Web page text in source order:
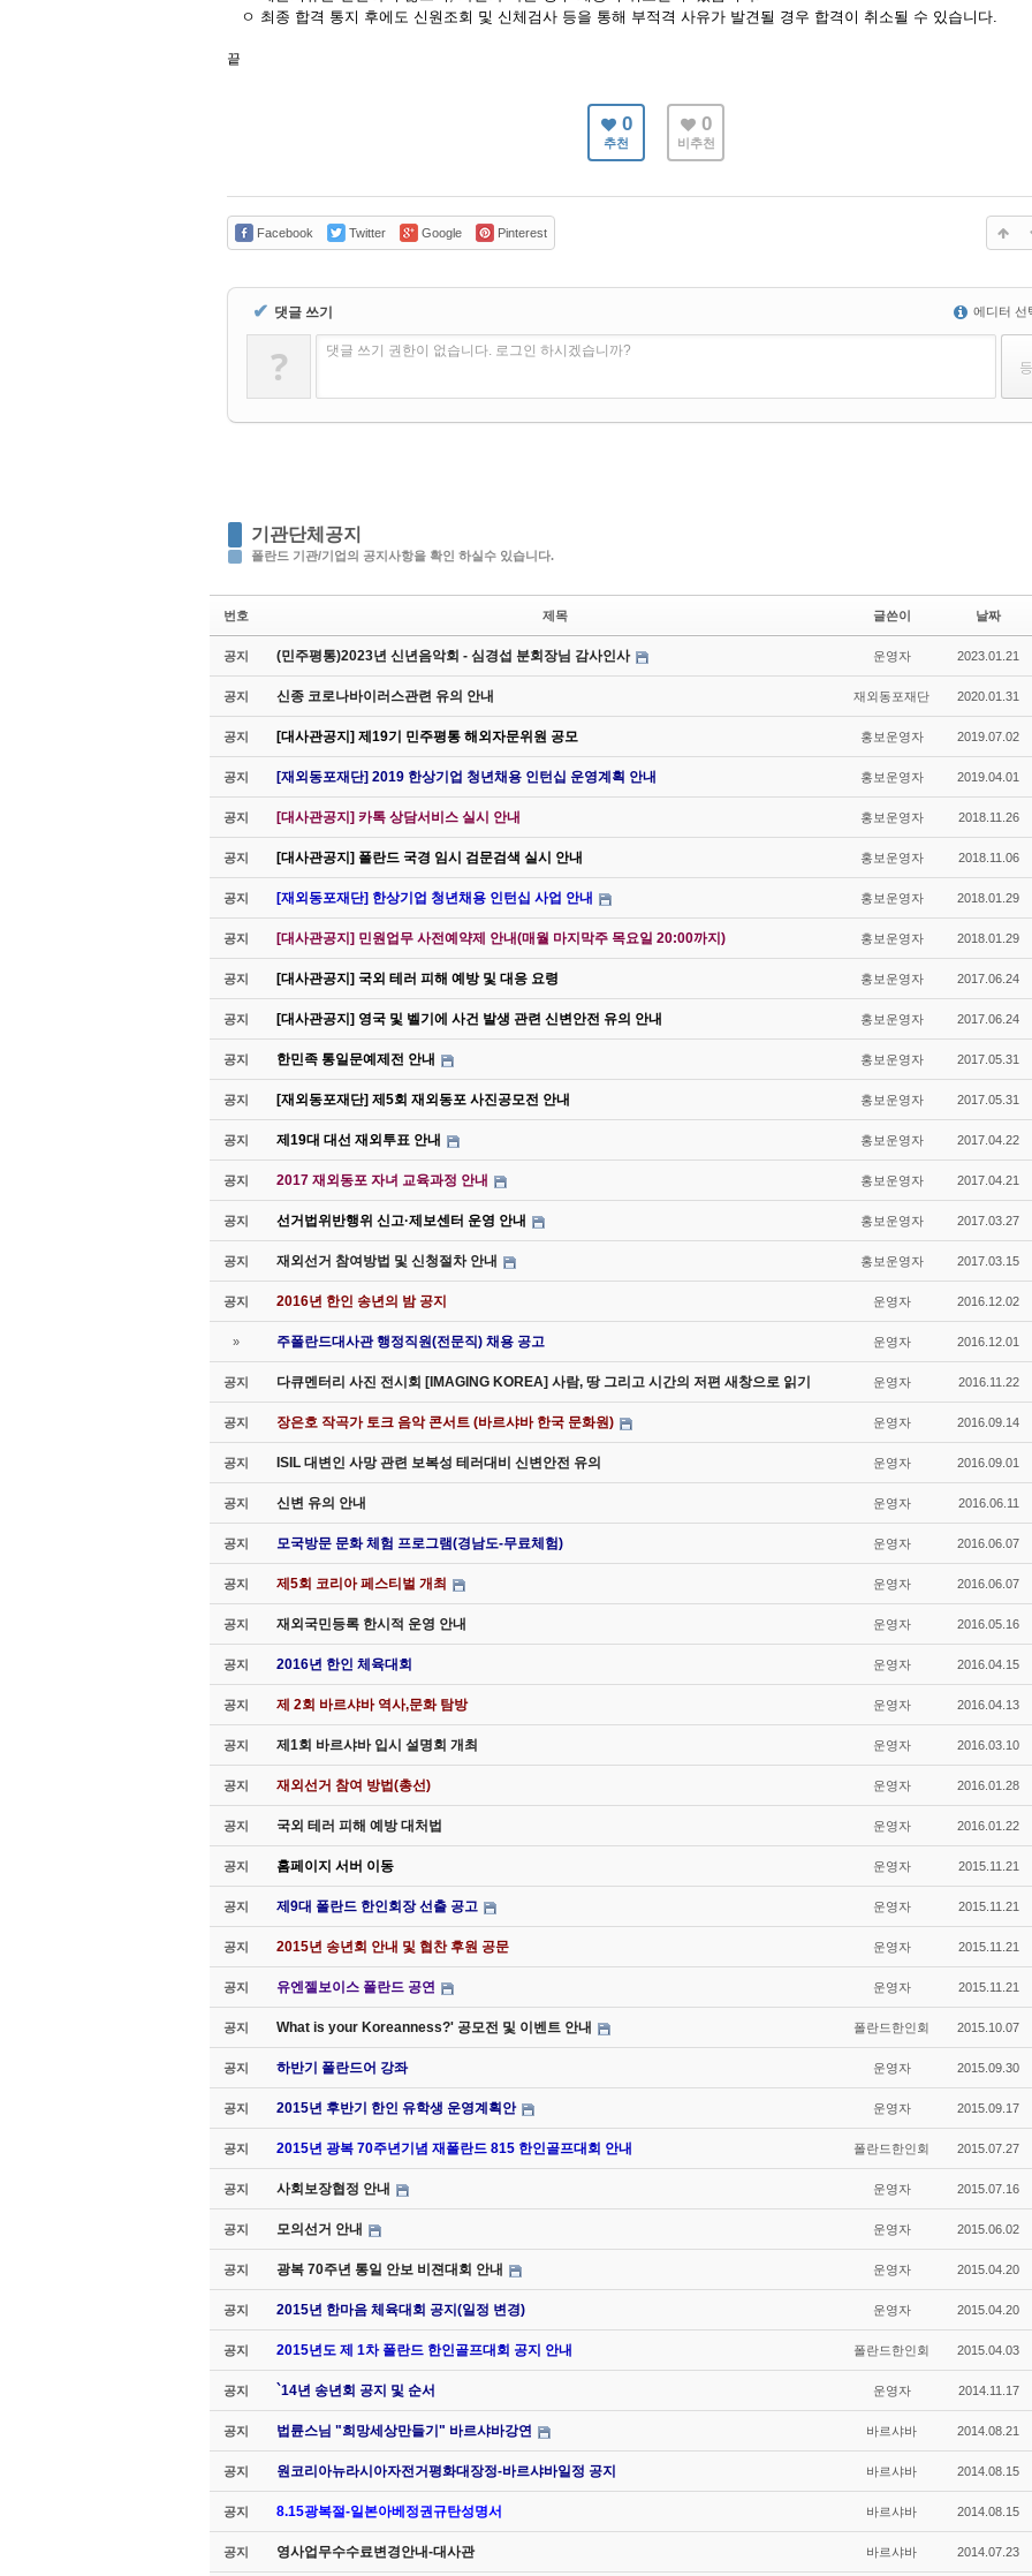
ㅇ 최종 합격 통지 후에도 신원조회 및 신체검사 등을 통해 부적격 사유가 발견될 경우 합격이 취소될 수 있습니다.
끝
0
추천
0
비추천
Facebook Twitter Google Pinterest
✔ 댓글 쓰기 에디터 선
? 댓글 쓰기 권한이 없습니다. 로그인 하시겠습니까?
기관단체공지
폴란드 기관/기업의 공지사항을 확인 하실수 있습니다.
번호 제목 글쓴이 날짜
공지 (민주평통)2023년 신년음악회 - 심경섭 분회장님 감사인사 운영자 2023.01.21
공지 신종 코로나바이러스관련 유의 안내 재외동포재단 2020.01.31
공지 [대사관공지] 제19기 민주평통 해외자문위원 공모 홍보운영자 2019.07.02
공지 [재외동포재단] 2019 한상기업 청년채용 인턴십 운영계획 안내 홍보운영자 2019.04.01
공지 [대사관공지] 카톡 상담서비스 실시 안내 홍보운영자 2018.11.26
공지 [대사관공지] 폴란드 국경 임시 검문검색 실시 안내 홍보운영자 2018.11.06
공지 [재외동포재단] 한상기업 청년채용 인턴십 사업 안내 홍보운영자 2018.01.29
공지 [대사관공지] 민원업무 사전예약제 안내(매월 마지막주 목요일 20:00까지) 홍보운영자 2018.01.29
공지 [대사관공지] 국외 테러 피해 예방 및 대응 요령 홍보운영자 2017.06.24
공지 [대사관공지] 영국 및 벨기에 사건 발생 관련 신변안전 유의 안내 홍보운영자 2017.06.24
공지 한민족 통일문예제전 안내 홍보운영자 2017.05.31
공지 [재외동포재단] 제5회 재외동포 사진공모전 안내 홍보운영자 2017.05.31
공지 제19대 대선 재외투표 안내 홍보운영자 2017.04.22
공지 2017 재외동포 자녀 교육과정 안내 홍보운영자 2017.04.21
공지 선거법위반행위 신고·제보센터 운영 안내 홍보운영자 2017.03.27
공지 재외선거 참여방법 및 신청절차 안내 홍보운영자 2017.03.15
공지 2016년 한인 송년의 밤 공지 운영자 2016.12.02
» 주폴란드대사관 행정직원(전문직) 채용 공고 운영자 2016.12.01
공지 다큐멘터리 사진 전시회 [IMAGING KOREA] 사람, 땅 그리고 시간의 저편 새창으로 읽기 운영자 2016.11.22
공지 장은호 작곡가 토크 음악 콘서트 (바르샤바 한국 문화원) 운영자 2016.09.14
공지 ISIL 대변인 사망 관련 보복성 테러대비 신변안전 유의 운영자 2016.09.01
공지 신변 유의 안내 운영자 2016.06.11
공지 모국방문 문화 체험 프로그램(경남도-무료체험) 운영자 2016.06.07
공지 제5회 코리아 페스티벌 개최 운영자 2016.06.07
공지 재외국민등록 한시적 운영 안내 운영자 2016.05.16
공지 2016년 한인 체육대회 운영자 2016.04.15
공지 제 2회 바르샤바 역사,문화 탐방 운영자 2016.04.13
공지 제1회 바르샤바 입시 설명회 개최 운영자 2016.03.10
공지 재외선거 참여 방법(총선) 운영자 2016.01.28
공지 국외 테러 피해 예방 대처법 운영자 2016.01.22
공지 홈페이지 서버 이동 운영자 2015.11.21
공지 제9대 폴란드 한인회장 선출 공고 운영자 2015.11.21
공지 2015년 송년회 안내 및 협찬 후원 공문 운영자 2015.11.21
공지 유엔젤보이스 폴란드 공연 운영자 2015.11.21
공지 What is your Koreanness?' 공모전 및 이벤트 안내 폴란드한인회 2015.10.07
공지 하반기 폴란드어 강좌 운영자 2015.09.30
공지 2015년 후반기 한인 유학생 운영계획안 운영자 2015.09.17
공지 2015년 광복 70주년기념 재폴란드 815 한인골프대회 안내 폴란드한인회 2015.07.27
공지 사회보장협정 안내 운영자 2015.07.16
공지 모의선거 안내 운영자 2015.06.02
공지 광복 70주년 통일 안보 비젼대회 안내 운영자 2015.04.20
공지 2015년 한마음 체육대회 공지(일정 변경) 운영자 2015.04.20
공지 2015년도 제 1차 폴란드 한인골프대회 공지 안내 폴란드한인회 2015.04.03
공지 `14년 송년회 공지 및 순서 운영자 2014.11.17
공지 법륜스님 "희망세상만들기" 바르샤바강연 바르샤바 2014.08.21
공지 원코리아뉴라시아자전거평화대장정-바르샤바일정 공지 바르샤바 2014.08.15
공지 8.15광복절-일본아베정권규탄성명서 바르샤바 2014.08.15
공지 영사업무수수료변경안내-대사관 바르샤바 2014.07.23